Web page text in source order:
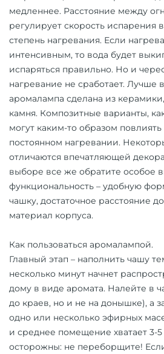
медленнее. Расстояние между
регулирует скорость испарения
степень нагревания. Если
интенсивным, то вода будет
испаряться правильно. Но и
нагревание не сработает. Лучше
аромалампа сделана из
камня. Композитные варианты,
могут каким-то образом
постоянном нагревании.
отличаются впечатляющей
выборе все же обратите особое
функциональность – удобную
чашку, достаточное расстояние
материал корпуса.
Как пользоваться аромалампой.
Главный этап – наполнить чашу
несколько минут начнет
дому в виде аромата. Налейте в
до краев, но и не на донышке), а
одно или несколько эфирных
и среднее помещение хватает 3-5
осторожны: не переборщите!